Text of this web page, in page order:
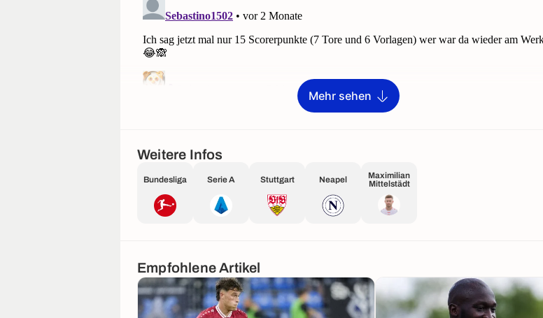
Mehr sehen
Weitere Infos
Bundesliga Serie A Stuttgart Neapel
Maximilian
Mittelstädt
Empfohlene Artikel